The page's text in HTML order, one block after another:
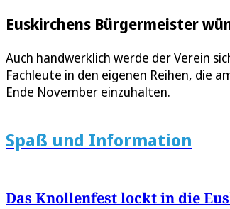
Euskirchens Bürgermeister
Auch handwerklich werde der Verein
Fachleute in den eigenen Reihen, die
Ende November einzuhalten.
Spaß und Information
Das Knollenfest lockt in die